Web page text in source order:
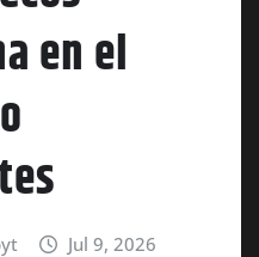
en el
Jul 9, 2026